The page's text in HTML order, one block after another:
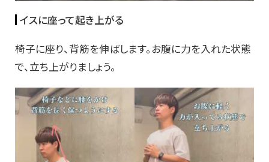
イスに座って起き上がる
椅子に座り、背筋を伸ばします。お腹に力を入れた状態
で、立ち上がりましょう。